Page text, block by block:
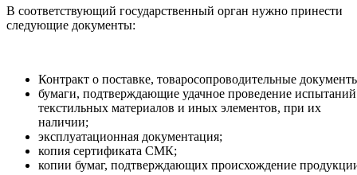
В соответствующий государственный орган нужно принести
следующие документы:
Контракт о поставке, товаросопроводительные
бумаги, подтверждающие удачное проведение испытаний
текстильных материалов и иных элементов, при их
наличии;
эксплуатационная документация;
копия сертификата СМК;
копии бумаг, подтверждающих происхождение